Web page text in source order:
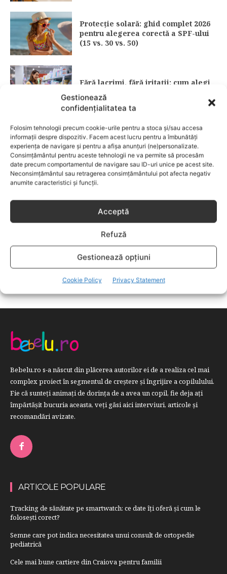
Gestionează
confidențialitatea ta
Folosim tehnologii precum cookie-urile pentru a stoca și/sau accesa
informații despre dispozitiv. Facem acest lucru pentru a îmbunătăți
experiența de navigare și pentru a afișa anunțuri (ne)personalizate.
Consimțământul pentru aceste tehnologii ne va permite să procesăm
date precum comportamentul de navigare sau ID-uri unice pe acest site.
Neconsimțământul sau retragerea consimțământului pot afecta negativ
anumite caracteristici și funcții.
Acceptă
Refuză
Gestionează opțiuni
Cookie Policy Privacy Statement
Protecție solară: ghid complet 2026
pentru alegerea corectă a SPF-ului
(15 vs. 30 vs. 50)
Fără lacrimi, fără iritații: cum alegi
CATEGORII POPULARE
EVENIMENTE
LIFESTYLE
COPII
634
FAMILIA
582
SANATATE COPII
424
DEZVOLTAREA COPILULUI
RETETE
259
Bebelu.ro s-a născut din plăcerea autorilor ei de a realiza cel mai
complex proiect în segmentul de creştere şi îngrijire a copilulului.
Fie că sunteţi animaţi de dorinţa de a avea un copil, fie deja aţi
împărtăşit bucuria aceasta, veți găsi aici interviuri, articole şi
recomandări avizate.
ARTICOLE POPULARE
Tracking de sănătate pe smartwatch: ce date îți oferă și cum le
folosești corect?
Semne care pot indica necesitatea unui consult de ortopedie
pediatrică
Cele mai bune cartiere din Craiova pentru familii